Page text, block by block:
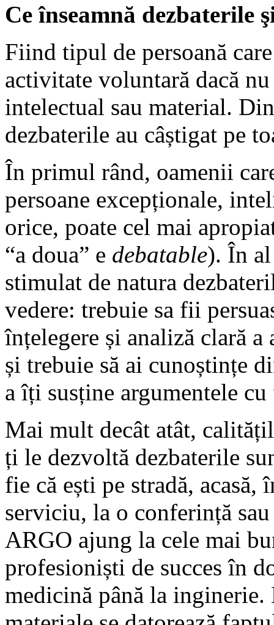
Ce înseamnă
Fiind tipul de persoană
activitate voluntară dacă
intelectual sau material.
dezbaterile au câștigat pe
În primul rând, oamenii
persoane excepționale,
orice, poate cel mai
“a doua” e debatable). În
stimulat de natura
vedere: trebuie sa fii
înțelegere și analiză clară
și trebuie să ai cunoștințe
a îți susține argumentele
Mai mult decât atât,
ți le dezvoltă dezbaterile
fie că ești pe stradă,
serviciu, la o conferință
ARGO ajung la cele mai
profesioniști de succes în
medicină până la